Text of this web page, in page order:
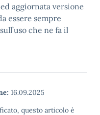
aggiornata versione
essere sempre
che ne fa il
16.09.2025
questo articolo è